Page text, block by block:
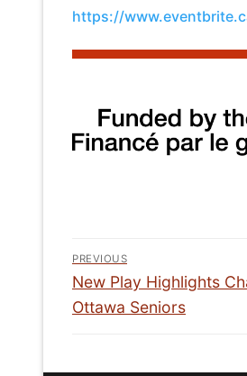
https://
Post
navigation
PREVIOUS
Previous
post:
New Play Highlights
Ottawa Seniors